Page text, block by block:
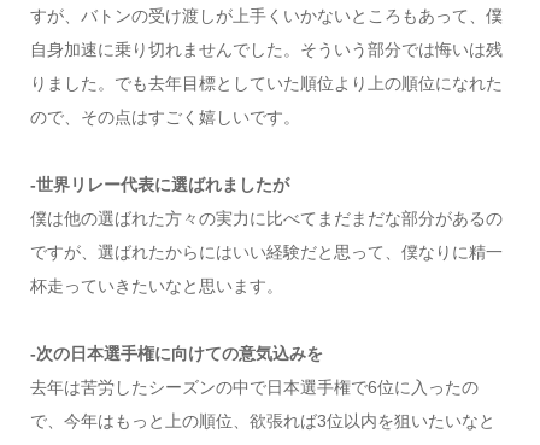
すが、バトンの受け渡しが上手くいかないところもあって、僕
自身加速に乗り切れませんでした。そういう部分では悔いは残
りました。でも去年目標としていた順位より上の順位になれた
ので、その点はすごく嬉しいです。
-世界リレー代表に選ばれましたが
僕は他の選ばれた方々の実力に比べてまだまだな部分があるの
ですが、選ばれたからにはいい経験だと思って、僕なりに精一
杯走っていきたいなと思います。
-次の日本選手権に向けての意気込みを
去年は苦労したシーズンの中で日本選手権で6位に入ったの
で、今年はもっと上の順位、欲張れば3位以内を狙いたいなと